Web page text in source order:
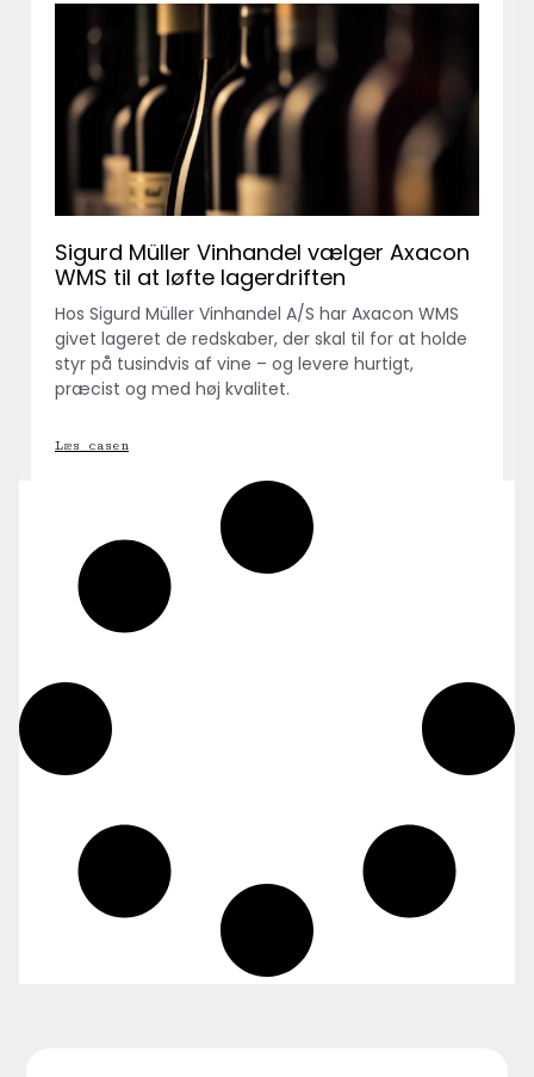
Sigurd Müller Vinhandel vælger Axacon
WMS til at løfte lagerdriften
Hos Sigurd Müller Vinhandel A/S har Axacon WMS
givet lageret de redskaber, der skal til for at holde
styr på tusindvis af vine – og levere hurtigt,
præcist og med høj kvalitet.
Læs casen